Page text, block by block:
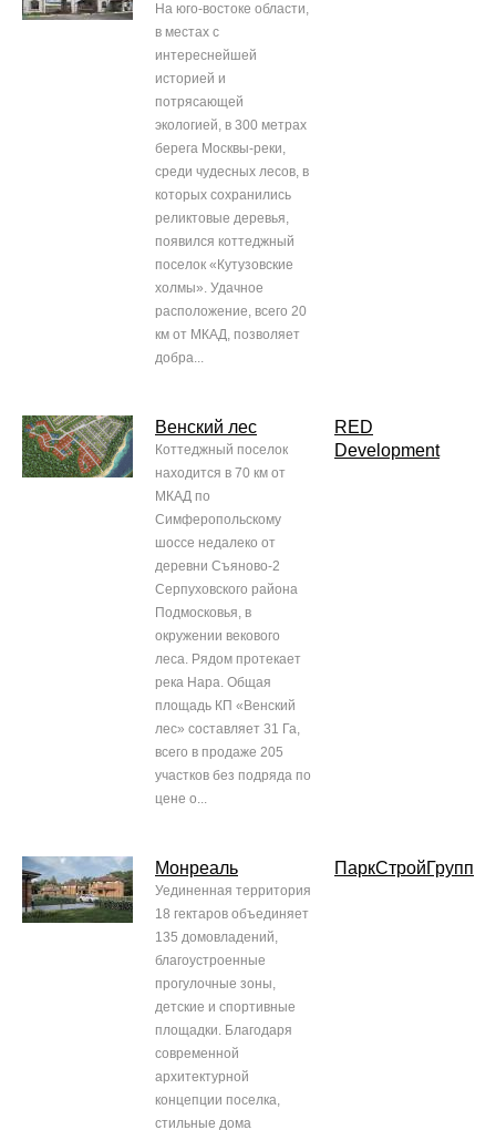
На юго-востоке области,
в местах с
интереснейшей
историей и
потрясающей
экологией, в 300 метрах
берега Москвы-реки,
среди чудесных лесов, в
которых сохранились
реликтовые деревья,
появился коттеджный
поселок «Кутузовские
холмы». Удачное
расположение, всего 20
км от МКАД, позволяет
добра...
Венский лес
Коттеджный поселок
находится в 70 км от
МКАД по
Симферопольскому
шоссе недалеко от
деревни Съяново-2
Серпуховского района
Подмосковья, в
окружении векового
леса. Рядом протекает
река Нара. Общая
площадь КП «Венский
лес» составляет 31 Га,
всего в продаже 205
участков без подряда по
цене о...
RED
Development
Монреаль
Уединенная территория
18 гектаров объединяет
135 домовладений,
благоустроенные
прогулочные зоны,
детские и спортивные
площадки. Благодаря
современной
архитектурной
концепции поселка,
стильные дома
ПаркСтройГрупп